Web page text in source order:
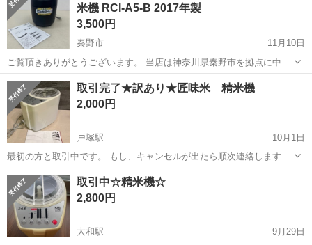
米機 RCI-A5-B 2017年製
3,500円
秦野市
11月10日
ご覧頂きありがとうございます。 当店は神奈川県秦野市を拠点に中古
家電などの買取、販売をしている店舗になります。 ▼商品名 【動作
品】アイリスオーヤマ 銘柄純白づき 精米機 RCI-A5-B 2017年製 ▼商
品状態 動...
神奈川 秦野市 キッチン家電 アイリスオーヤマ
取引完了★訳あり★匠味米 精米機
2,000円
戸塚駅
10月1日
最初の方と取引中です。 もし、キャンセルが出たら順次連絡します。
山本電気株式会社 匠味米 ￥12000 RC23 MICHIBA KITCHEN
PRODUCT カラー ホワイト 説明書付き、 計量カップ２種付 箱
無...
神奈川 横浜市 戸塚駅 キッチン家電
取引中☆精米機☆
2,800円
大和駅 9月29日